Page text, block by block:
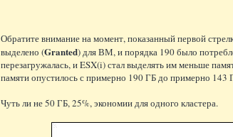
Обратите внимание на момент, показанный первой
выделено (Granted) для ВМ, и порядка 190 было
перезагружалась, и ESX(i) стал выделять им меньше
памяти опустилось с примерно 190 ГБ до примерно 143
Чуть ли не 50 ГБ, 25%, экономии для одного кластера.